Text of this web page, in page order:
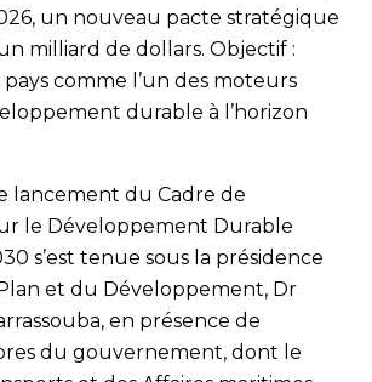
un nouveau pacte stratégique
milliard de dollars. Objectif :
comme l’un des moteurs
durable à l’horizon
lancement du Cadre de
le Développement Durable
s’est tenue sous la présidence
et du Développement, Dr
en présence de
du gouvernement, dont le